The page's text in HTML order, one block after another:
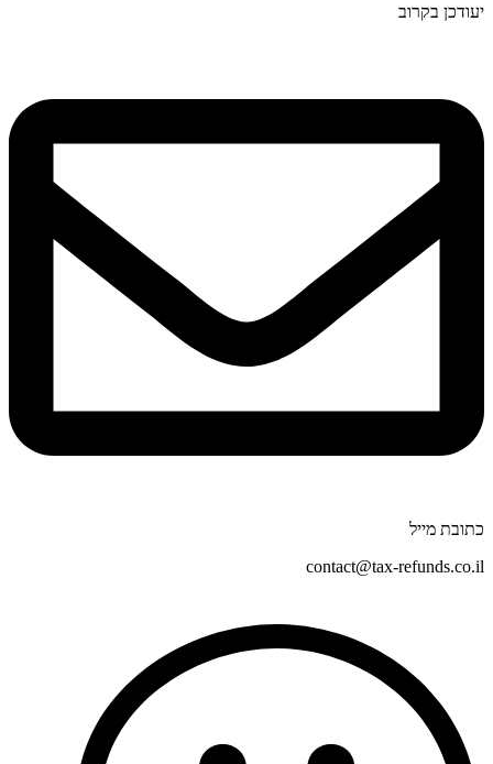
יעודכן בקרוב
כתובת מייל
contact@tax-refunds.co.il